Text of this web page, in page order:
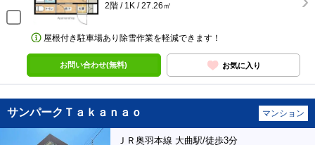
2階 / 1K / 27.26㎡
屋根付き駐車場あり除雪作業を軽減できます！
お問い合わせ(無料) お気に入り
サンパークＴａｋａｎａｏ マンション
ＪＲ奥羽本線 大曲駅/徒歩3分